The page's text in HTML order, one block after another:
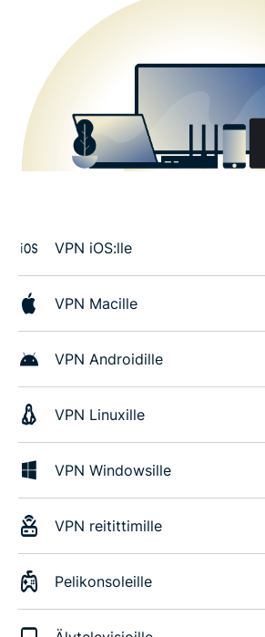
VPN iOS:lle
VPN Macille
VPN Androidille
VPN Linuxille
VPN Windowsille
VPN reitittimille
Pelikonsoleille